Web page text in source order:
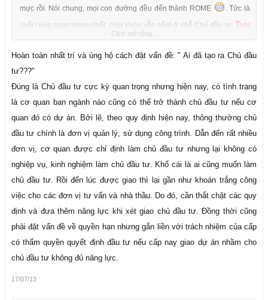
mực rồi. Nói chung, mọi con đường đều đến thành ROME
. Tức là
cuối cùng quan trọng nhất, chìa khóa vẫn nằm ở chỗ Chủ đầu tư. Tuy
nhiên, chúng ta đã quên hoặc cố tình quên 1 điều:Đó
là ai đã tạo ra Chủ đầu tư
??? Trả lời câu hỏi này thì những
Click mở rộng...
Hoàn toàn nhất trí và ủng hộ cách đặt vấn đề: " Ai đã tạo ra Chủ đầu
tư???"
Đúng là Chủ đầu tư cực kỳ quan trọng nhưng hiện nay, có tình trạng
là cơ quan ban ngành nào cũng có thể trở thành chủ đầu tư nếu cơ
quan đó có dự án. Bởi lẽ, theo quy định hiện nay, thông thường chủ
đầu tư chính là đơn vị quản lý, sử dụng công trình. Dẫn đến rất nhiều
đơn vị, cơ quan được chỉ định làm chủ đầu tư nhưng lại không có
nghiệp vụ, kinh nghiệm làm chủ đầu tư. Khổ cái là ai cũng muốn làm
chủ đầu tư. Rồi đến lúc được giao thì lại gần như khoán trắng công
việc cho các đơn vị tư vấn và nhà thầu. Do đó, cần thắt chặt các quy
định và đưa thêm năng lực khi xét giao chủ đầu tư. Đồng thời cũng
phải đặt vấn đề về quyền hạn nhưng gắn liền với trách nhiệm của cấp
có thẩm quyền quyết định đầu tư nếu cấp nay giao dự án nhầm cho
chủ đầu tư không đủ năng lực.
17/07/13